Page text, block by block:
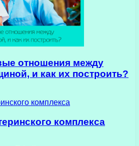
отношения между
и как их построить?
комплекса